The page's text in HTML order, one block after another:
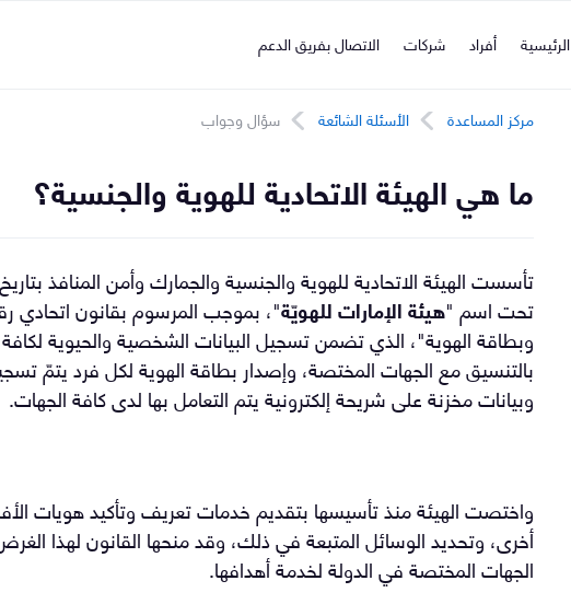
الرئيسية أفراد شركات الاتصال بفريق الدعم
مركز المساعدة الأسئلة الشائعة سؤال وجواب
ما هي الهيئة الاتحادية للهوية والجنسية؟
تحت اسم "هيئة الإمارات للهويّة
وبطاقة الهوية"، الذي تضمن تسجيل البيانات الشخصية والحيوية
بالتنسيق مع الجهات المختصة، وإصدار بطاقة الهوية لكل فرد يتمّ
وبيانات مخزنة على شريحة إلكترونية يتم التعامل بها لدى كافة الجهات.
واختصت الهيئة منذ تأسيسها بتقديم خدمات تعريف وتأكيد هويات
أخرى، وتحديد الوسائل المتبعة في ذلك، وقد منحها القانون لهذا
الجهات المختصة في الدولة لخدمة أهدافها.